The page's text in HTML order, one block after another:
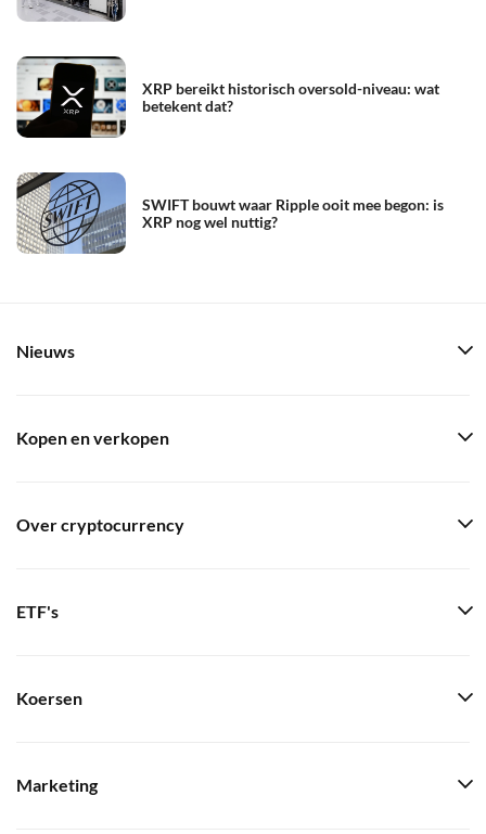
XRP bereikt historisch oversold-niveau: wat
betekent dat?
SWIFT bouwt waar Ripple ooit mee begon: is
XRP nog wel nuttig?
Nieuws
Kopen en verkopen
Over cryptocurrency
ETF's
Koersen
Marketing